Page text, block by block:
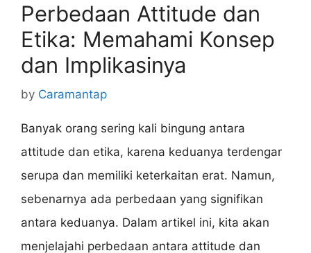
Perbedaan Attitude dan
Etika: Memahami Konsep
dan Implikasinya
by Caramantap
Banyak orang sering kali bingung antara
attitude dan etika, karena keduanya terdengar
serupa dan memiliki keterkaitan erat. Namun,
sebenarnya ada perbedaan yang signifikan
antara keduanya. Dalam artikel ini, kita akan
menjelajahi perbedaan antara attitude dan